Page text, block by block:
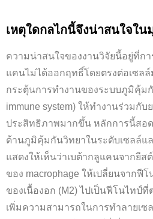
เหตุใดกลไกนี้จึงน่าสนใจใ
ความน่าสนใจของงานวิจัยนี้อยู่ที่กา
แคนไม่ได้ออกฤทธิ์โดยตรงต่อเซลล์
กระตุ้นการทำงานของระบบภูมิคุ้ม
immune system) ให้ทำงานร่วมกั
ประสิทธิภาพมากขึ้น หลักการนี้สอ
ด้านภูมิคุ้มกันวิทยาในระดับเซลล์แ
แสดงให้เห็นว่าเบต้ากลูแคนจากยี
ของ macrophage ให้เปลี่ยนจากฟี
ของเนื้องอก (M2) ไปเป็นฟีโนไทป์ที่
เพิ่มความสามารถในการทำลายเซ